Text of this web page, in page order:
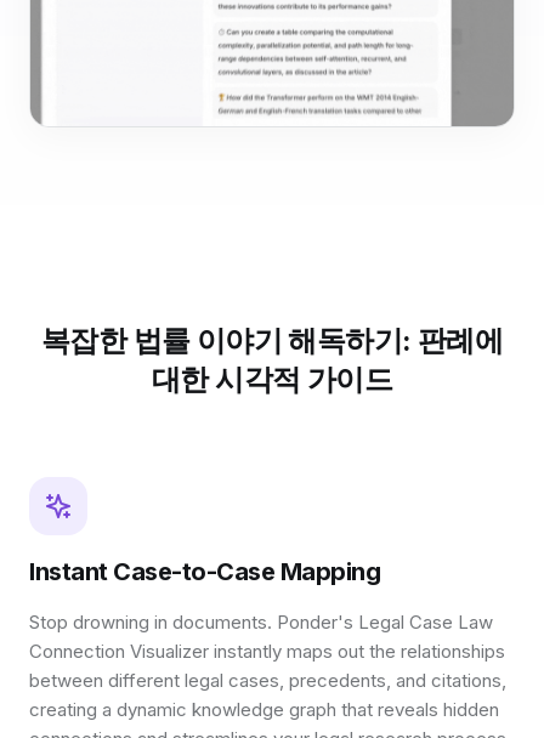
복잡한 법률 이야기 해독하기: 판례에
대한 시각적 가이드
Instant Case-to-Case Mapping
Stop drowning in documents. Ponder's Legal Case Law
Connection Visualizer instantly maps out the relationships
between different legal cases, precedents, and citations,
creating a dynamic knowledge graph that reveals hidden